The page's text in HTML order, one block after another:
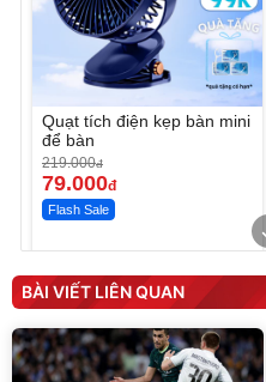
Quạt tích điện kẹp bàn mini
để bàn
219.000đ
79.000đ
Flash Sale
Máy ép chậm trái cây
Elmich JEE 1855OL
3.000.000đ
2.143.650đ
Flash Sale
BÀI VIẾT LIÊN QUAN